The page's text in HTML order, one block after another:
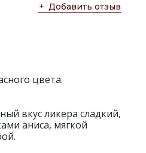
Добавить отзыв
цвета.
вкус ликера сладкий,
аниса, мягкой